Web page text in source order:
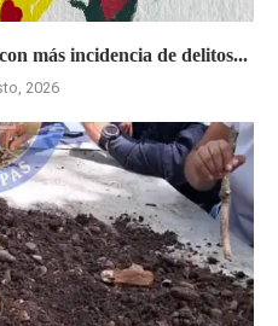
más incidencia de delitos...
2026